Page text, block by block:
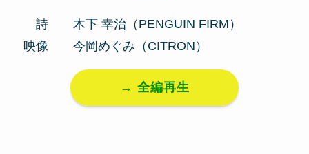
詩 木下 幸治（PENGUIN FIRM）
映像 今岡めぐみ（CITRON）
→ 全編再生